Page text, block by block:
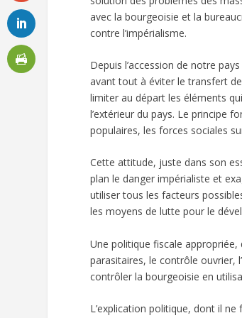
avec la bourgeoisie et la
contre l’impérialisme.
Depuis l’accession de notre
avant tout à éviter le transfert
limiter au départ les éléments
l’extérieur du pays. Le principe
populaires, les forces sociales
Cette attitude, juste dans son
plan le danger impérialiste et
utiliser tous les facteurs
les moyens de lutte pour le
Une politique fiscale
parasitaires, le contrôle ouvrier,
contrôler la bourgeoisie en
L’explication politique, dont il